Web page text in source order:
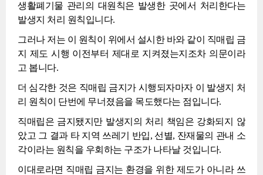
생활폐기물 관리의 대원칙은 발생한 곳에서 처리한다는
발생지 처리 원칙입니다.
그러나 저는 이 원칙이 위에서 설시한 바와 같이 직매립 금
지 제도 시행 이전부터 제대로 지켜졌는지조차 의문이라
고 봅니다.
더 심각한 것은 직매립 금지가 시행되자마자 이 발생지 처
리 원칙이 단번에 무너졌음을 목도했다는 점입니다.
직매립은 금지됐지만 발생지의 처리 책임은 강화되지 않
았고 그 결과 타 지역 쓰레기 반입, 선별, 잔재물의 관내 소
각이라는 원칙을 우회하는 구조가 나타날 것입니다.
이대로라면 직매립 금지는 환경을 위한 제도가 아니라 쓰